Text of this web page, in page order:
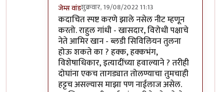
जेम्स वांडशुक्रवार, 19/08/2022 11:13
In reply toअहो राहुल गांधी आणि आमिर खान
कदाचित स्पष्ट करणे झाले नसेल नीट म्हणून
करतो. राहुल गांधी - खासदार, विरोधी पक्षाचे
नेते आमिर खान - ब्लडी सिविलियन तुलना
होऊ शकते का ? हक्क, हक्कभंग,
विशेषाधिकार, इत्यादींच्या हवाल्याने ? तरीही
दोघांना एकच तागड्यात तोलण्याचा तुमचाही
हट्टच असल्यास माझा पण नाईलाज असेल.